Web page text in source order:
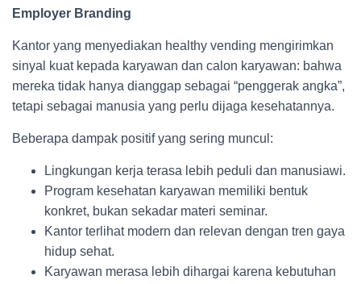
Employer Branding
Kantor yang menyediakan healthy vending mengirimkan
sinyal kuat kepada karyawan dan calon karyawan: bahwa
mereka tidak hanya dianggap sebagai “penggerak angka”,
tetapi sebagai manusia yang perlu dijaga kesehatannya.
Beberapa dampak positif yang sering muncul:
Lingkungan kerja terasa lebih peduli dan manusiawi.
Program kesehatan karyawan memiliki bentuk
konkret, bukan sekadar materi seminar.
Kantor terlihat modern dan relevan dengan tren gaya
hidup sehat.
Karyawan merasa lebih dihargai karena kebutuhan